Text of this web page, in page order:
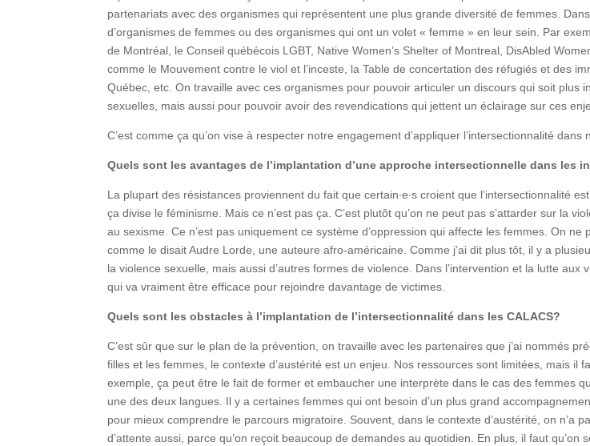
partenariats avec des organismes qui représentent une plus grande diversité de femmes.
d’organismes de femmes ou des organismes qui ont un volet « femme » en leur sein. Par
de Montréal, le Conseil québécois LGBT, Native Women’s Shelter of Montreal, DisAbled
comme le Mouvement contre le viol et l’inceste, la Table de concertation des réfugiés et des
Québec, etc. On travaille avec ces organismes pour pouvoir articuler un discours qui soit
sexuelles, mais aussi pour pouvoir avoir des revendications qui jettent un éclairage sur ces
C’est comme ça qu’on vise à respecter notre engagement d’appliquer l’intersectionnalité dans
Quels sont les avantages de l’implantation d’une approche intersectionnelle dans les
La plupart des résistances proviennent du fait que certain∙e∙s croient que l’intersectionnalité
ça divise le féminisme. Mais ce n’est pas ça. C’est plutôt qu’on ne peut pas s’attarder sur la
au sexisme. Ce n’est pas uniquement ce système d’oppression qui affecte les femmes. On
comme le disait Audre Lorde, une auteure afro-américaine. Comme j’ai dit plus tôt, il y a
la violence sexuelle, mais aussi d’autres formes de violence. Dans l’intervention et la lutte
qui va vraiment être efficace pour rejoindre davantage de victimes.
Quels sont les obstacles à l’implantation de l’intersectionnalité dans les CALACS?
C’est sûr que sur le plan de la prévention, on travaille avec les partenaires que j’ai nommés
filles et les femmes, le contexte d’austérité est un enjeu. Nos ressources sont limitées, mais il
exemple, ça peut être le fait de former et embaucher une interprète dans le cas des femmes
une des deux langues. Il y a certaines femmes qui ont besoin d’un plus grand
pour mieux comprendre le parcours migratoire. Souvent, dans le contexte d’austérité, on n’a
d’attente aussi, parce qu’on reçoit beaucoup de demandes au quotidien. En plus, il faut